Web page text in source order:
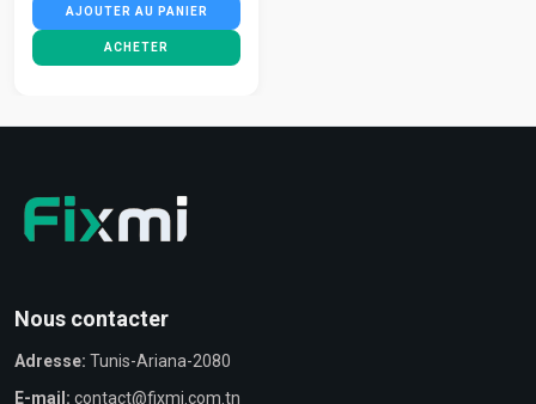
AJOUTER AU PANIER
ACHETER
Nous contacter
Adresse: Tunis-Ariana-2080
E-mail: contact@fixmi.com.tn